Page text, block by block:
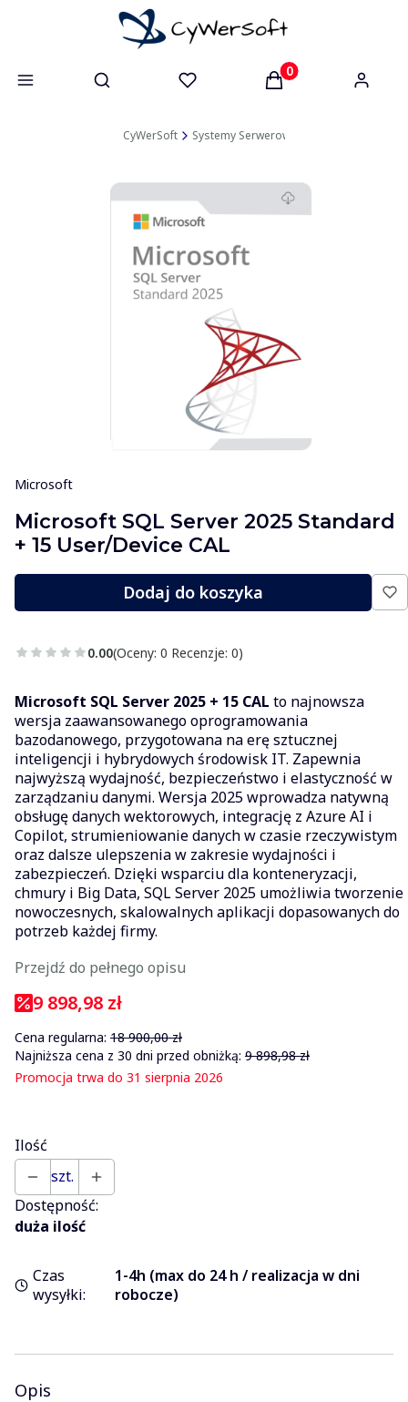
Otwórz wyszukiwarkę Produkty w
CyWerSoft Systemy Serwerowe
Microsoft
Microsoft SQL Server 2025 Standard
+ 15 User/Device CAL
Dodaj do koszyka
0.00(Oceny: 0 Recenzje: 0)
Microsoft SQL Server 2025 + 15 CAL to najnowsza
wersja zaawansowanego oprogramowania
bazodanowego, przygotowana na erę sztucznej
inteligencji i hybrydowych środowisk IT. Zapewnia
najwyższą wydajność, bezpieczeństwo i elastyczność w
zarządzaniu danymi. Wersja 2025 wprowadza natywną
obsługę danych wektorowych, integrację z Azure AI i
Copilot, strumieniowanie danych w czasie rzeczywistym
oraz dalsze ulepszenia w zakresie wydajności i
zabezpieczeń. Dzięki wsparciu dla konteneryzacji,
chmury i Big Data, SQL Server 2025 umożliwia tworzenie
nowoczesnych, skalowalnych aplikacji dopasowanych do
potrzeb każdej firmy.
Przejdź do pełnego opisu
9 898,98 zł
Cena regularna: 18 900,00 zł
Najniższa cena z 30 dni przed obniżką: 9 898,98 zł
Promocja trwa do 31 sierpnia 2026
Ilość
szt.
Dostępność:
duża ilość
Czas
wysyłki:
1-4h (max do 24 h / realizacja w dni
robocze)
Opis